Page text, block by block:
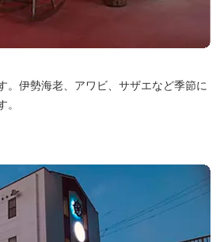
。伊勢海老、アワビ、サザエなど季節に